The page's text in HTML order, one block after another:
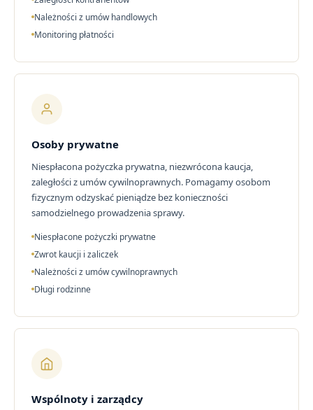
Należności z umów handlowych
Monitoring płatności
Osoby prywatne
Niespłacona pożyczka prywatna, niezwrócona kaucja,
zaległości z umów cywilnoprawnych. Pomagamy osobom
fizycznym odzyskać pieniądze bez konieczności
samodzielnego prowadzenia sprawy.
Niespłacone pożyczki prywatne
Zwrot kaucji i zaliczek
Należności z umów cywilnoprawnych
Długi rodzinne
Wspólnoty i zarządcy